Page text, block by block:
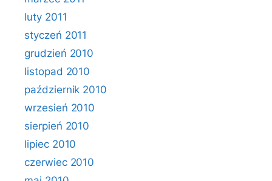
luty 2011
styczeń 2011
grudzień 2010
listopad 2010
październik 2010
wrzesień 2010
sierpień 2010
lipiec 2010
czerwiec 2010